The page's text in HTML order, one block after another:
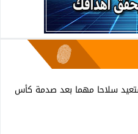
سلاحا مهما بعد صدمة كأس